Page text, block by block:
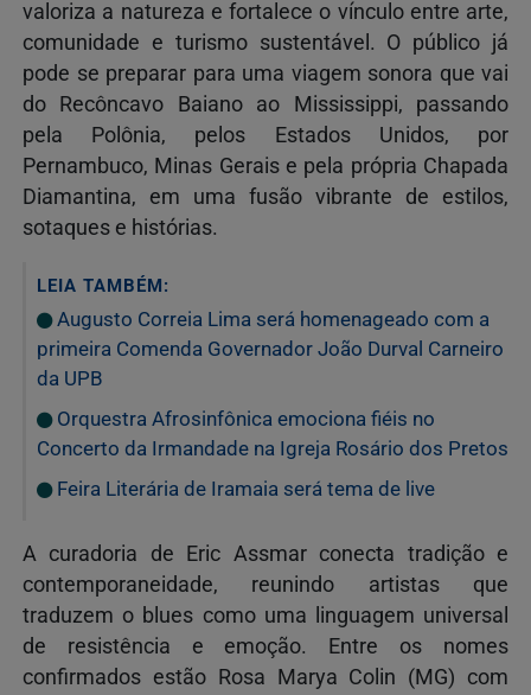
valoriza a natureza e fortalece o vínculo entre arte,
comunidade e turismo sustentável. O público já
pode se preparar para uma viagem sonora que vai
do Recôncavo Baiano ao Mississippi, passando
pela Polônia, pelos Estados Unidos, por
Pernambuco, Minas Gerais e pela própria Chapada
Diamantina, em uma fusão vibrante de estilos,
sotaques e histórias.
LEIA TAMBÉM:
Augusto Correia Lima será homenageado com a
primeira Comenda Governador João Durval Carneiro
da UPB
Orquestra Afrosinfônica emociona fiéis no
Concerto da Irmandade na Igreja Rosário dos Pretos
Feira Literária de Iramaia será tema de live
A curadoria de Eric Assmar conecta tradição e
contemporaneidade, reunindo artistas que
traduzem o blues como uma linguagem universal
de resistência e emoção. Entre os nomes
confirmados estão Rosa Marya Colin (MG) com